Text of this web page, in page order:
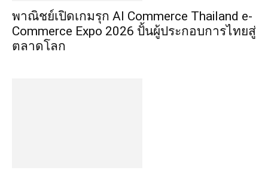
พาณิชย์เปิดเกมรุก AI Commerce Thailand e-
Commerce Expo 2026 ปั้นผู้ประกอบการไทยสู่
ตลาดโลก